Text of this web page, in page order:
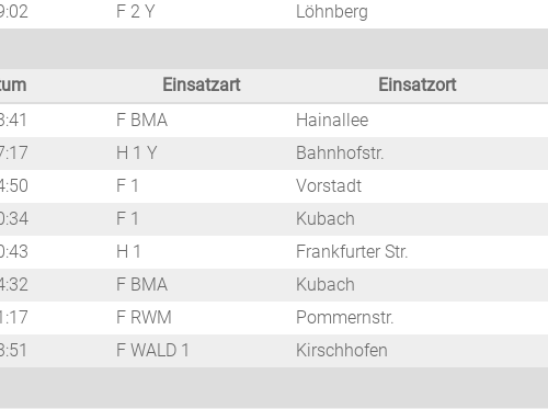
F 2 Y Löhnberg
Einsatzart Einsatzort
F BMA Hainallee
H 1 Y Bahnhofstr.
F 1 Vorstadt
F 1 Kubach
H 1 Frankfurter Str.
F BMA Kubach
F RWM Pommernstr.
F WALD 1 Kirschhofen